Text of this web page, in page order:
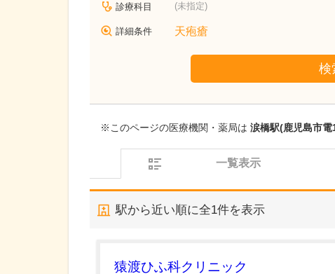
診療科目 (未指定)
詳細条件 天疱瘡
検
※このページの医療機関・薬局は 涙橋駅(鹿児島市電
一覧表示
駅から近い順に全1件を表示
猿渡ひふ科クリニック